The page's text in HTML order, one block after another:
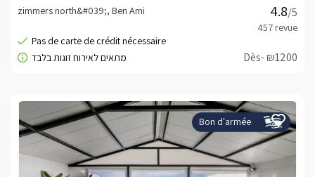
Le complexe est situé avec vue sur la mer de Galilée à
/5
zimmers north&#039;, Ben Ami
Dès- ₪1200
Bon d'armée